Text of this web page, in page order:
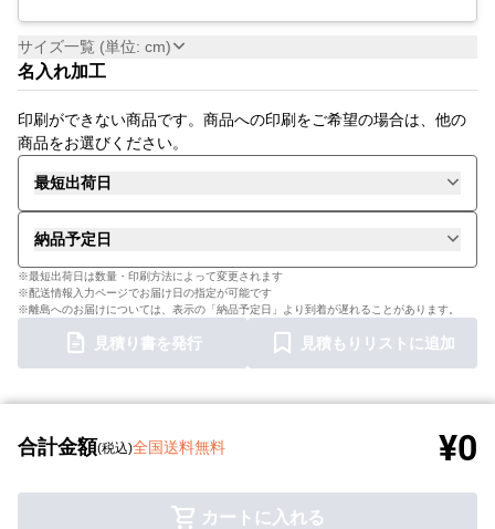
サイズ一覧 (単位: cm)
名入れ加工
印刷ができない商品です。商品への印刷をご希望の場合は、他の
商品をお選びください。
最短出荷日
納品予定日
※最短出荷日は数量・印刷方法によって変更されます
※配送情報入力ページでお届け日の指定が可能です
※離島へのお届けについては、表示の「納品予定日」より到着が遅れることがあります。
見積り書を発行 見積もりリストに追加
合計金額(税込)全国送料無料 ¥0
カートに入れる